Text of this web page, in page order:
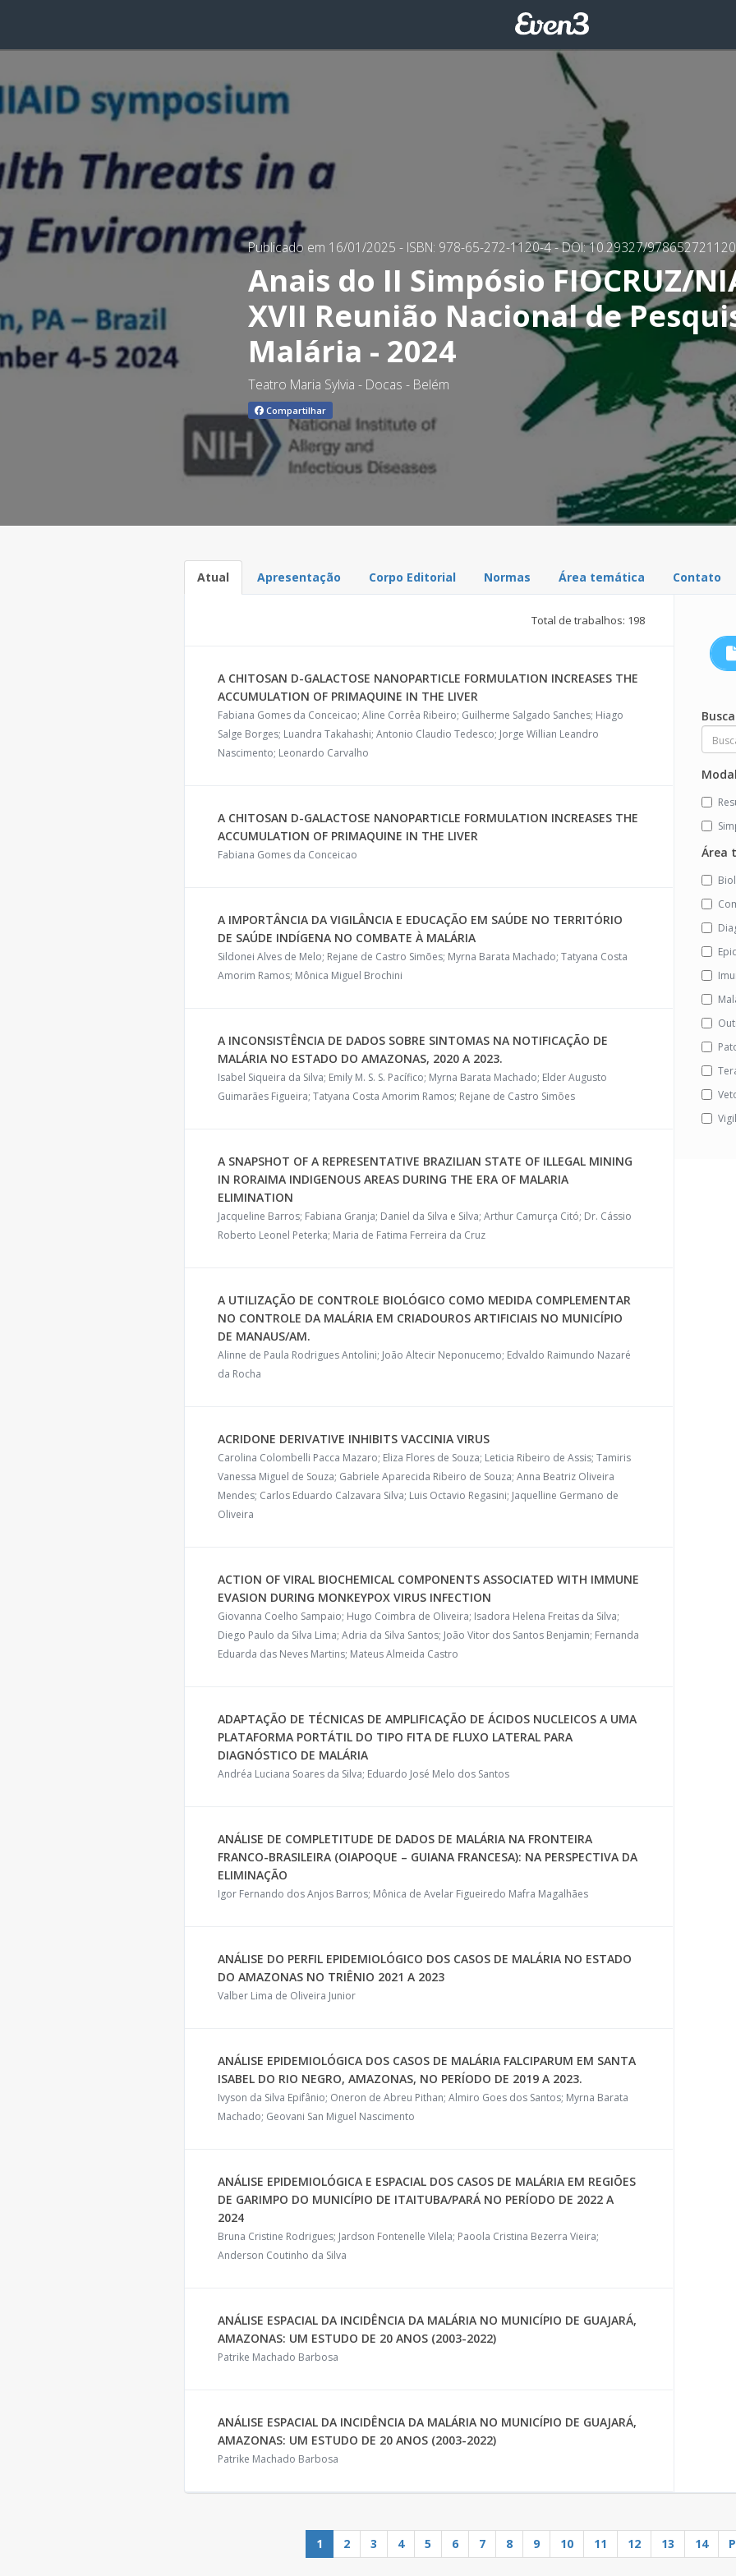
Publicado em 16/01/2025- ISBN: 978-65-272-1120-4- DOI: 10.29327/
Anais do II Simpósio FIOCRUZ/
XVII Reunião Nacional de
Malária - 2024
Teatro Maria Sylvia - Docas - Belém
Compartilhar
Atual Apresentação Corpo Editorial Normas Área temática Contato
Total de trabalhos: 198
A CHITOSAN D-GALACTOSE NANOPARTICLE FORMULATION INCREASES THE
ACCUMULATION OF PRIMAQUINE IN THE LIVER
Fabiana Gomes da Conceicao; Aline Corrêa Ribeiro; Guilherme Salgado Sanches; Hiago
Salge Borges; Luandra Takahashi; Antonio Claudio Tedesco; Jorge Willian Leandro
Nascimento; Leonardo Carvalho
A CHITOSAN D-GALACTOSE NANOPARTICLE FORMULATION INCREASES THE
ACCUMULATION OF PRIMAQUINE IN THE LIVER
Fabiana Gomes da Conceicao
A IMPORTÂNCIA DA VIGILÂNCIA E EDUCAÇÃO EM SAÚDE NO TERRITÓRIO
DE SAÚDE INDÍGENA NO COMBATE À MALÁRIA
Sildonei Alves de Melo; Rejane de Castro Simões; Myrna Barata Machado; Tatyana Costa
Amorim Ramos; Mônica Miguel Brochini
A INCONSISTÊNCIA DE DADOS SOBRE SINTOMAS NA NOTIFICAÇÃO DE
MALÁRIA NO ESTADO DO AMAZONAS, 2020 A 2023.
Isabel Siqueira da Silva; Emily M. S. S. Pacífico; Myrna Barata Machado; Elder Augusto
Guimarães Figueira; Tatyana Costa Amorim Ramos; Rejane de Castro Simões
A SNAPSHOT OF A REPRESENTATIVE BRAZILIAN STATE OF ILLEGAL MINING
IN RORAIMA INDIGENOUS AREAS DURING THE ERA OF MALARIA
ELIMINATION
Jacqueline Barros; Fabiana Granja; Daniel da Silva e Silva; Arthur Camurça Citó; Dr. Cássio
Roberto Leonel Peterka; Maria de Fatima Ferreira da Cruz
A UTILIZAÇÃO DE CONTROLE BIOLÓGICO COMO MEDIDA COMPLEMENTAR
NO CONTROLE DA MALÁRIA EM CRIADOUROS ARTIFICIAIS NO MUNICÍPIO
DE MANAUS/AM.
Alinne de Paula Rodrigues Antolini; João Altecir Neponucemo; Edvaldo Raimundo Nazaré
da Rocha
ACRIDONE DERIVATIVE INHIBITS VACCINIA VIRUS
Carolina Colombelli Pacca Mazaro; Eliza Flores de Souza; Leticia Ribeiro de Assis; Tamiris
Vanessa Miguel de Souza; Gabriele Aparecida Ribeiro de Souza; Anna Beatriz Oliveira
Mendes; Carlos Eduardo Calzavara Silva; Luis Octavio Regasini; Jaquelline Germano de
Oliveira
ACTION OF VIRAL BIOCHEMICAL COMPONENTS ASSOCIATED WITH IMMUNE
EVASION DURING MONKEYPOX VIRUS INFECTION
Giovanna Coelho Sampaio; Hugo Coimbra de Oliveira; Isadora Helena Freitas da Silva;
Diego Paulo da Silva Lima; Adria da Silva Santos; João Vitor dos Santos Benjamin; Fernanda
Eduarda das Neves Martins; Mateus Almeida Castro
ADAPTAÇÃO DE TÉCNICAS DE AMPLIFICAÇÃO DE ÁCIDOS NUCLEICOS A UMA
PLATAFORMA PORTÁTIL DO TIPO FITA DE FLUXO LATERAL PARA
DIAGNÓSTICO DE MALÁRIA
Andréa Luciana Soares da Silva; Eduardo José Melo dos Santos
ANÁLISE DE COMPLETITUDE DE DADOS DE MALÁRIA NA FRONTEIRA
FRANCO-BRASILEIRA (OIAPOQUE – GUIANA FRANCESA): NA PERSPECTIVA DA
ELIMINAÇÃO
Igor Fernando dos Anjos Barros; Mônica de Avelar Figueiredo Mafra Magalhães
ANÁLISE DO PERFIL EPIDEMIOLÓGICO DOS CASOS DE MALÁRIA NO ESTADO
DO AMAZONAS NO TRIÊNIO 2021 A 2023
Valber Lima de Oliveira Junior
ANÁLISE EPIDEMIOLÓGICA DOS CASOS DE MALÁRIA FALCIPARUM EM SANTA
ISABEL DO RIO NEGRO, AMAZONAS, NO PERÍODO DE 2019 A 2023.
Ivyson da Silva Epifânio; Oneron de Abreu Pithan; Almiro Goes dos Santos; Myrna Barata
Machado; Geovani San Miguel Nascimento
ANÁLISE EPIDEMIOLÓGICA E ESPACIAL DOS CASOS DE MALÁRIA EM REGIÕES
DE GARIMPO DO MUNICÍPIO DE ITAITUBA/PARÁ NO PERÍODO DE 2022 A
2024
Bruna Cristine Rodrigues; Jardson Fontenelle Vilela; Paoola Cristina Bezerra Vieira;
Anderson Coutinho da Silva
ANÁLISE ESPACIAL DA INCIDÊNCIA DA MALÁRIA NO MUNICÍPIO DE GUAJARÁ,
AMAZONAS: UM ESTUDO DE 20 ANOS (2003-2022)
Patrike Machado Barbosa
ANÁLISE ESPACIAL DA INCIDÊNCIA DA MALÁRIA NO MUNICÍPIO DE GUAJARÁ,
AMAZONAS: UM ESTUDO DE 20 ANOS (2003-2022)
Patrike Machado Barbosa
Área
1 2 3 4 5 6 7 8 9 10 11 12 13 14